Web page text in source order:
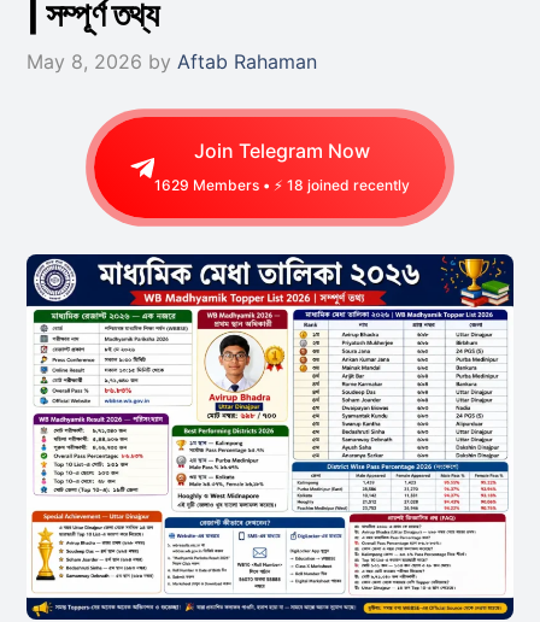
| সম্পূর্ণ তথ্য
May 8, 2026 by Aftab Rahaman
Join Telegram Now
1629 Members • ⚡ 37 joined recently